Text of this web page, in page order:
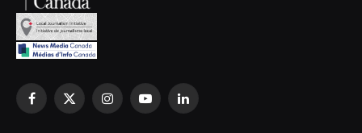
Facebook
X
InstagramYouTubeLinkedIn